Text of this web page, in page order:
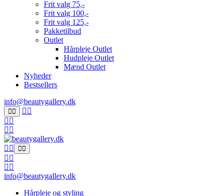
Frit valg 75,-
Frit valg 100,-
Frit valg 125,-
Pakketilbud
Outlet
Hårpleje Outlet
Hudpleje Outlet
Mænd Outlet
Nyheder
Bestsellers
info@beautygallery.dk
info@beautygallery.dk
Hårpleje og styling